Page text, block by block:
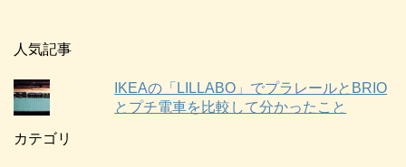
人気記事
IKEAの「LILLABO」でプラレールとBRIO
とプチ電車を比較して分かったこと
カテゴリ